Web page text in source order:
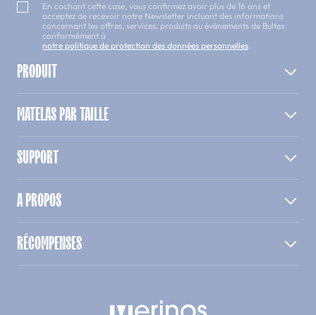
En cochant cette case, vous confirmez avoir plus de 16 ans et
acceptez de recevoir notre Newsletter incluant des informations
concernant les offres, services, produits ou évènements de Bultex
conformément à
notre politique de protection des données personnelles.
PRODUIT
MATELAS PAR TAILLE
SUPPORT
A PROPOS
RÉCOMPENSES